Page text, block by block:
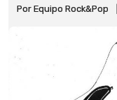
Por Equipo Rock&Pop